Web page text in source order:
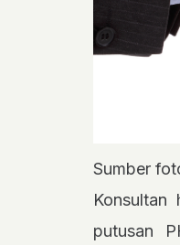
Sumber
Konsultan
putusan